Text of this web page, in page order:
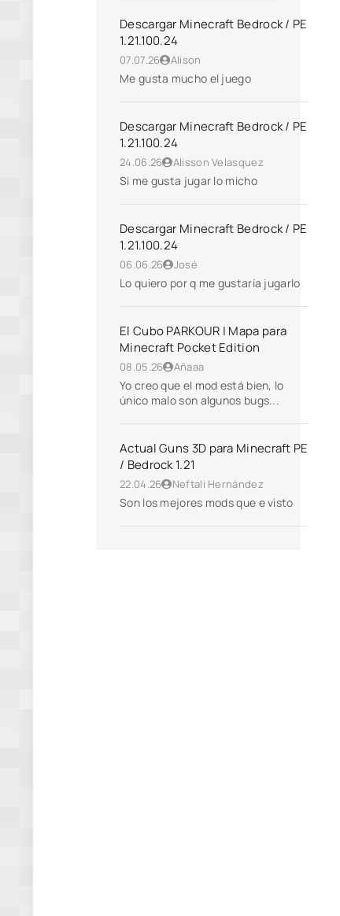
Descargar Minecraft Bedrock / PE
1.21.100.24
07.07.26 Alison
Me gusta mucho el juego
Descargar Minecraft Bedrock / PE
1.21.100.24
24.06.26 Alisson Velasquez
Si me gusta jugar lo micho
Descargar Minecraft Bedrock / PE
1.21.100.24
06.06.26 José
Lo quiero por q me gustaría jugarlo
El Cubo PARKOUR | Mapa para
Minecraft Pocket Edition
08.05.26 Añaaa
Yo creo que el mod está bien, lo
único malo son algunos bugs...
Actual Guns 3D para Minecraft PE
/ Bedrock 1.21
22.04.26 Neftali Hernández
Son los mejores mods que e visto